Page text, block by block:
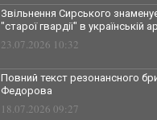
Звільнення Сирського
"старої гвардії" в українській
23.07.2026 10:32
Повний текст резонансного
Федорова
18.07.2026 09:27